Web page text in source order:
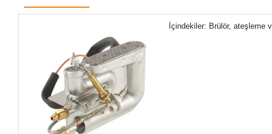
İçindekiler: Brülör, ateşleme